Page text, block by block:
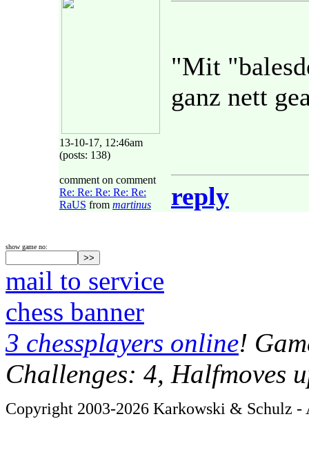
13-10-17, 12:46am
(posts: 138)
comment on comment
Re: Re: Re: Re: Re:
RaUS from martinus
"Mit
ganz nett
reply
show game no:
mail to service
chess banner
3 chessplayers online!
Challenges: 4, Halfmoves
Copyright 2003-2026 Karkowski & Schulz